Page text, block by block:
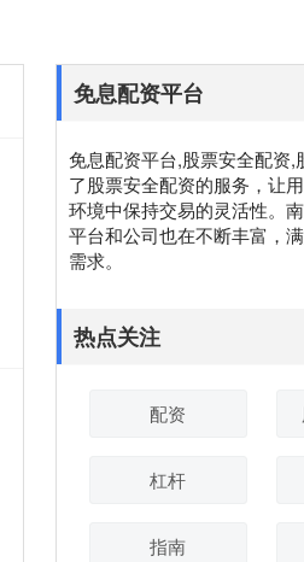
免息配资平台
免息配资平台,股票安全配资,
了股票安全配资的服务，让
环境中保持交易的灵活性。
平台和公司也在不断丰富，
需求。
热点关注
配资
杠杆
指南